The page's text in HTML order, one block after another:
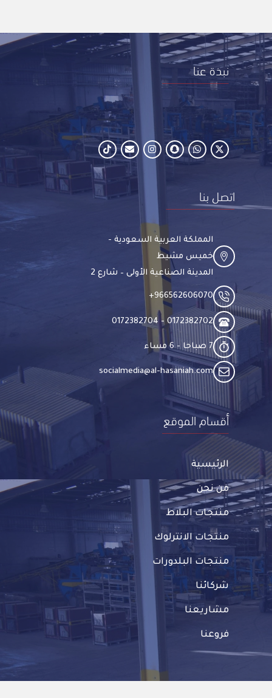
نبذة عنا
اتصل بنا
المملكة العربية السعودية -
خميس مشيط
المدينة الصناعية الأولى – شارع 2
966562606070​+
0172382702 - 0172382704​
7 صباحا - 6 مساء​
socialmedia@al-hasaniah.com​
أقسام الموقع
الرئيسية
من نحن
منتجات البلاط
منتجات الانترلوك
منتجات البلدورات
شركائنا
مشاريعنا
فروعنا